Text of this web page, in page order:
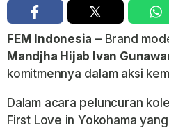
FEM Indonesia – Brand
Mandjha Hijab Ivan
komitmennya dalam aksi
Dalam acara peluncuran
First Love in Yokohama